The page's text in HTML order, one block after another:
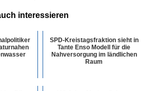
interessieren
SPD-Kreistagsfraktion sieht in
Tante Enso Modell für die
Nahversorgung im ländlichen
Raum